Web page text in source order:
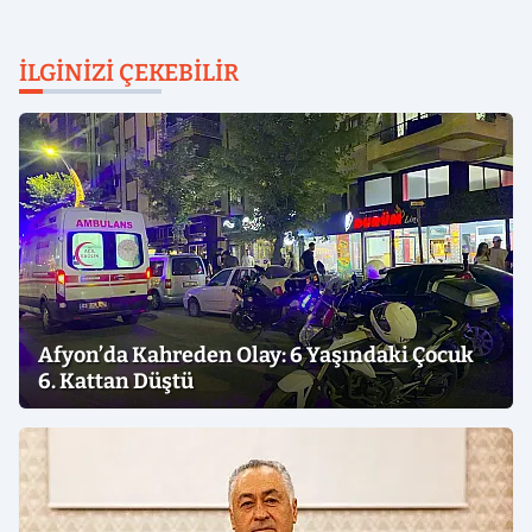
İLGINIZI ÇEKEBILIR
Afyon’da Kahreden Olay: 6 Yaşındaki Çocuk
6. Kattan Düştü